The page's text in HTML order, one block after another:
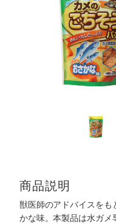
商品説明
獣医師のアドバイスをも
かな味。本製品は水ガメ